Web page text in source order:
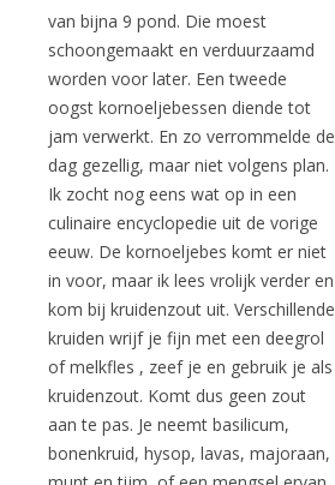
van bijna 9 pond. Die moest
schoongemaakt en verduurzaamd
worden voor later. Een tweede
oogst kornoeljebessen diende tot
jam verwerkt. En zo verrommelde de
dag gezellig, maar niet volgens plan.
Ik zocht nog eens wat op in een
culinaire encyclopedie uit de vorige
eeuw. De kornoeljebes komt er niet
in voor, maar ik lees vrolijk verder en
kom bij kruidenzout uit. Verschillende
kruiden wrijf je fijn met een deegrol
of melkfles , zeef je en gebruik je als
kruidenzout. Komt dus geen zout
aan te pas. Je neemt basilicum,
bonenkruid, hysop, lavas, majoraan,